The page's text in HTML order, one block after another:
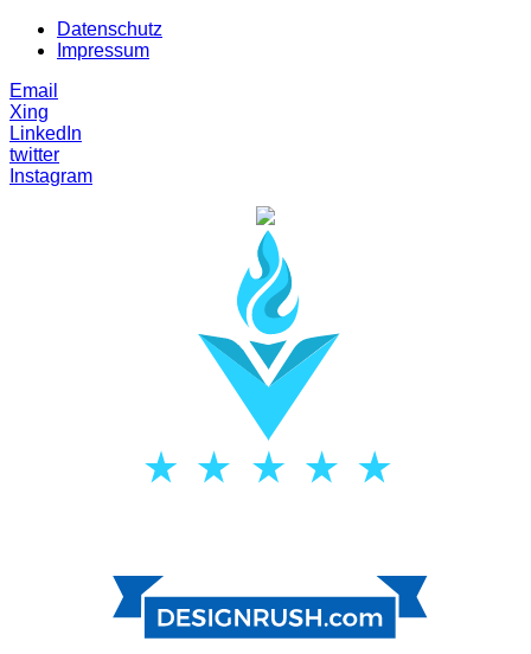
Datenschutz
Impressum
Email
Xing
LinkedIn
twitter
Instagram